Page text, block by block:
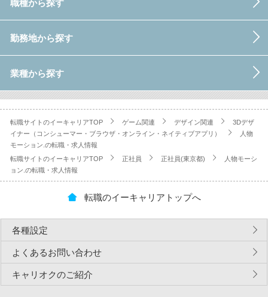
職種から探す
勤務地から探す
業種から探す
転職サイトのイーキャリアTOP ゲーム関連 デザイン関連
3Dデザ
イナー（コンシューマー・ブラウザ・オンライン・ネイティブアプリ）
人物
モーション.の転職・求人情報
転職サイトのイーキャリアTOP
正社員 正社員(東京都)
人物モーシ
ョン.の転職・求人情報
転職のイーキャリアトップへ
各種設定
よくあるお問い合わせ
キャリオクのご紹介